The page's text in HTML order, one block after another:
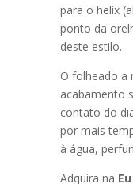
para o helix
ponto da
deste estilo.
O folheado a
acabamento
contato do
por mais
à água,
Adquira na